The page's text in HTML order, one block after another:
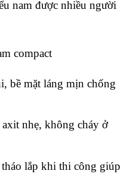
nam được nhiều người
compact
bề mặt láng mịn chống
nhẹ, không cháy ở
lắp khi thi công giúp